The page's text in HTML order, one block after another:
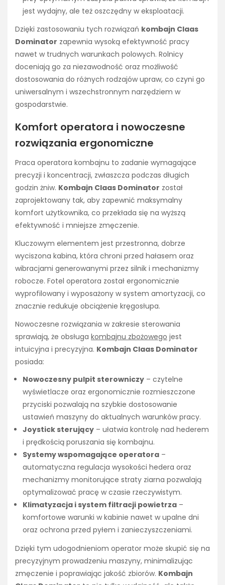
jest wydajny, ale też oszczędny w eksploatacji.
Dzięki zastosowaniu tych rozwiązań kombajn Claas
Dominator zapewnia wysoką efektywność pracy
nawet w trudnych warunkach polowych. Rolnicy
doceniają go za niezawodność oraz możliwość
dostosowania do różnych rodzajów upraw, co czyni go
uniwersalnym i wszechstronnym narzędziem w
gospodarstwie.
Komfort operatora i nowoczesne
rozwiązania ergonomiczne
Praca operatora kombajnu to zadanie wymagające
precyzji i koncentracji, zwłaszcza podczas długich
godzin żniw. Kombajn Claas Dominator został
zaprojektowany tak, aby zapewnić maksymalny
komfort użytkownika, co przekłada się na wyższą
efektywność i mniejsze zmęczenie.
Kluczowym elementem jest przestronna, dobrze
wyciszona kabina, która chroni przed hałasem oraz
wibracjami generowanymi przez silnik i mechanizmy
robocze. Fotel operatora został ergonomicznie
wyprofilowany i wyposażony w system amortyzacji, co
znacznie redukuje obciążenie kręgosłupa.
Nowoczesne rozwiązania w zakresie sterowania
sprawiają, że obsługa kombajnu zbożowego jest
intuicyjna i precyzyjna. Kombajn Claas Dominator
posiada:
Nowoczesny pulpit sterowniczy – czytelne
wyświetlacze oraz ergonomicznie rozmieszczone
przyciski pozwalają na szybkie dostosowanie
ustawień maszyny do aktualnych warunków pracy.
Joystick sterujący – ułatwia kontrolę nad hederem
i prędkością poruszania się kombajnu.
Systemy wspomagające operatora –
automatyczna regulacja wysokości hedera oraz
mechanizmy monitorujące straty ziarna pozwalają
optymalizować pracę w czasie rzeczywistym.
Klimatyzacja i system filtracji powietrza –
komfortowe warunki w kabinie nawet w upalne dni
oraz ochrona przed pyłem i zanieczyszczeniami.
Dzięki tym udogodnieniom operator może skupić się na
precyzyjnym prowadzeniu maszyny, minimalizując
zmęczenie i poprawiając jakość zbiorów. Kombajn